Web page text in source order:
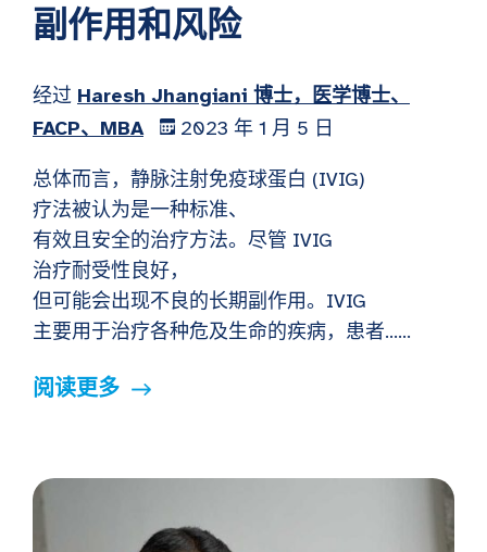
副作用和风险
经过 Haresh Jhangiani 博士，医学博士、
FACP、MBA
2023 年 1 月 5 日
总体而言，静脉注射免疫球蛋白 (IVIG)
疗法被认为是一种标准、
有效且安全的治疗方法。尽管 IVIG
治疗耐受性良好，
但可能会出现不良的长期副作用。IVIG
主要用于治疗各种危及生命的疾病，患者……
阅读更多